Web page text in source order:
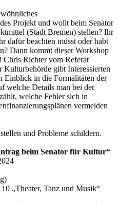
Projekt und wollt beim Senator
(Stadt Bremen) stellen? Ihr
dafür beachten müsst oder habt
Dann kommt dieser Workshop
Chris Richter vom Referat
Kulturbehörde gibt Interessierten
Einblick in die Formalitäten der
welche Details man bei der
welche Fehler sich in
vermeiden
und Probleme schildern.
beim Senator für Kultur“
„Theater, Tanz und Musik“